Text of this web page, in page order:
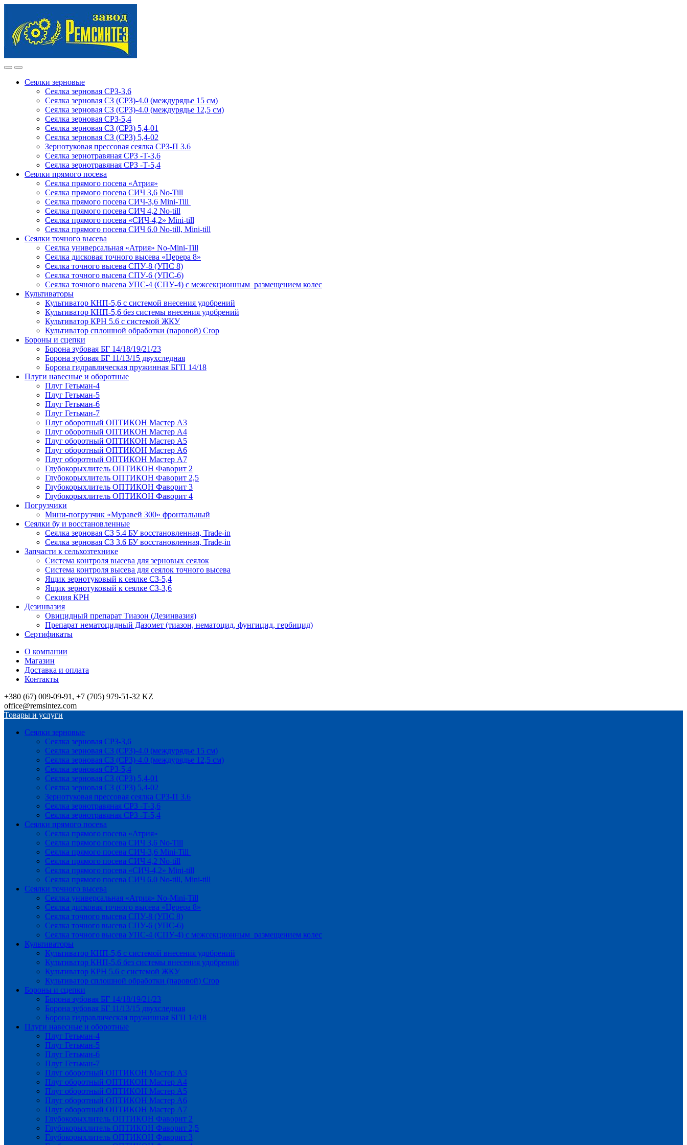
navigation
content
Сеялки зерновые
Сеялка зерновая СРЗ-3,6
Сеялка зерновая СЗ (СРЗ)-4.0 (междурядье 15 см)
Сеялка зерновая СЗ (СРЗ)-4.0 (междурядье 12,5 см)
Сеялка зерновая СРЗ-5,4
Сеялка зерновая СЗ (СРЗ) 5,4-01
Сеялка зерновая СЗ (СРЗ) 5,4-02
Зернотуковая прессовая сеялка СРЗ-П 3.6
Сеялка зернотравяная СРЗ -Т-3,6
Сеялка зернотравяная СРЗ -Т-5,4
Сеялки прямого посева
Сеялка прямого посева «Атрия»
Сеялка прямого посева СИЧ 3,6 No-Till
Сеялка прямого посева СИЧ-3,6 Mini-Till
Сеялка прямого посева СИЧ 4,2 No-till
Сеялка прямого посева «СИЧ-4,2» Mini-till
Сеялка прямого посева СИЧ 6.0 No-till, Mini-till
Сеялки точного высева
Сеялка универсальная «Атрия» No-Mini-Till
Сеялка дисковая точного высева «Церера 8»
Сеялка точного высева СПУ-8 (УПС 8)
Сеялка точного высева СПУ-6 (УПС-6)
Сеялка точного высева УПС-4 (СПУ-4) с межсекционным размещением колес
Культиваторы
Культиватор КНП-5,6 с системой внесения удобрений
Культиватор КНП-5,6 без системы внесения удобрений
Культиватор КРН 5.6 с системой ЖКУ
Культиватор сплошной обработки (паровой) Crop
Бороны и сцепки
Борона зубовая БГ 14/18/19/21/23
Борона зубовая БГ 11/13/15 двухследная
Борона гидравлическая пружинная БГП 14/18
Плуги навесные и оборотные
Плуг Гетьман-4
Плуг Гетьман-5
Плуг Гетьман-6
Плуг Гетьман-7
Плуг оборотный ОПТИКОН Мастер А3
Плуг оборотный ОПТИКОН Мастер А4
Плуг оборотный ОПТИКОН Мастер А5
Плуг оборотный ОПТИКОН Мастер А6
Плуг оборотный ОПТИКОН Мастер А7
Глубокорыхлитель ОПТИКОН Фаворит 2
Глубокорыхлитель ОПТИКОН Фаворит 2,5
Глубокорыхлитель ОПТИКОН Фаворит 3
Глубокорыхлитель ОПТИКОН Фаворит 4
Погрузчики
Мини-погрузчик «Муравей 300» фронтальный
Сеялки бу и восстановленные
Сеялка зерновая СЗ 5.4 БУ восстановленная, Trade-in
Сеялка зерновая СЗ 3.6 БУ восстановленная, Trade-in
Запчасти к сельхозтехнике
Система контроля высева для зерновых сеялок
Система контроля высева для сеялок точного высева
Ящик зернотуковый к сеялке СЗ-5,4
Ящик зернотуковый к сеялке СЗ-3,6
Секция КРН
Дезинвазия
Овицидный препарат Тиазон (Дезинвазия)
Препарат нематоцидный Дазомет (тиазон, нематоцид, фунгицид, гербицид)
Сертификаты
О компании
Магазин
Доставка и оплата
Контакты
+380 (67) 009-09-91, +7 (705) 979-51-32 KZ
office@remsintez.com
Товары и услуги
Сеялки зерновые
Сеялка зерновая СРЗ-3,6
Сеялка зерновая СЗ (СРЗ)-4.0 (междурядье 15 см)
Сеялка зерновая СЗ (СРЗ)-4.0 (междурядье 12,5 см)
Сеялка зерновая СРЗ-5,4
Сеялка зерновая СЗ (СРЗ) 5,4-01
Сеялка зерновая СЗ (СРЗ) 5,4-02
Зернотуковая прессовая сеялка СРЗ-П 3.6
Сеялка зернотравяная СРЗ -Т-3,6
Сеялка зернотравяная СРЗ -Т-5,4
Сеялки прямого посева
Сеялка прямого посева «Атрия»
Сеялка прямого посева СИЧ 3,6 No-Till
Сеялка прямого посева СИЧ-3,6 Mini-Till
Сеялка прямого посева СИЧ 4,2 No-till
Сеялка прямого посева «СИЧ-4,2» Mini-till
Сеялка прямого посева СИЧ 6.0 No-till, Mini-till
Сеялки точного высева
Сеялка универсальная «Атрия» No-Mini-Till
Сеялка дисковая точного высева «Церера 8»
Сеялка точного высева СПУ-8 (УПС 8)
Сеялка точного высева СПУ-6 (УПС-6)
Сеялка точного высева УПС-4 (СПУ-4) с межсекционным размещением колес
Культиваторы
Культиватор КНП-5,6 с системой внесения удобрений
Культиватор КНП-5,6 без системы внесения удобрений
Культиватор КРН 5.6 с системой ЖКУ
Культиватор сплошной обработки (паровой) Crop
Бороны и сцепки
Борона зубовая БГ 14/18/19/21/23
Борона зубовая БГ 11/13/15 двухследная
Борона гидравлическая пружинная БГП 14/18
Плуги навесные и оборотные
Плуг Гетьман-4
Плуг Гетьман-5
Плуг Гетьман-6
Плуг Гетьман-7
Плуг оборотный ОПТИКОН Мастер А3
Плуг оборотный ОПТИКОН Мастер А4
Плуг оборотный ОПТИКОН Мастер А5
Плуг оборотный ОПТИКОН Мастер А6
Плуг оборотный ОПТИКОН Мастер А7
Глубокорыхлитель ОПТИКОН Фаворит 2
Глубокорыхлитель ОПТИКОН Фаворит 2,5
Глубокорыхлитель ОПТИКОН Фаворит 3